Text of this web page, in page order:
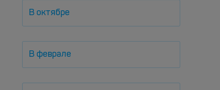
В октябре
В феврале